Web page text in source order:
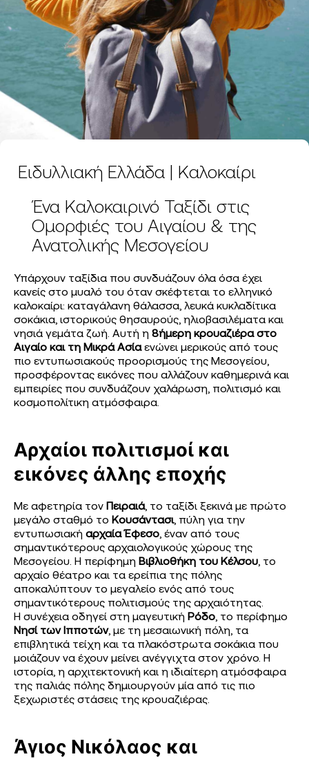
Ειδυλλιακή Ελλάδα | Καλοκαίρι
Ένα Καλοκαιρινό Ταξίδι στις
Ομορφιές του Αιγαίου & της
Ανατολικής Μεσογείου
Υπάρχουν ταξίδια που συνδυάζουν όλα όσα έχει
κανείς στο μυαλό του όταν σκέφτεται το ελληνικό
καλοκαίρι: καταγάλανη θάλασσα, λευκά κυκλαδίτικα
σοκάκια, ιστορικούς θησαυρούς, ηλιοβασιλέματα και
νησιά γεμάτα ζωή. Αυτή η 8ήμερη κρουαζιέρα στο
Αιγαίο και τη Μικρά Ασίαενώνει μερικούς από τους
πιο εντυπωσιακούς προορισμούς της Μεσογείου,
προσφέροντας εικόνες που αλλάζουν καθημερινά και
εμπειρίες που συνδυάζουν χαλάρωση, πολιτισμό και
κοσμοπολίτικη ατμόσφαιρα.
Αρχαίοι πολιτισμοί και
εικόνες άλλης εποχής
Με αφετηρία τον Πειραιά, το ταξίδι ξεκινά με πρώτο
μεγάλο σταθμό το Κουσάντασι, πύλη για την
εντυπωσιακή αρχαία Έφεσο, έναν από τους
σημαντικότερους αρχαιολογικούς χώρους της
Μεσογείου. Η περίφημη Βιβλιοθήκη του Κέλσου, το
αρχαίο θέατρο και τα ερείπια της πόλης
αποκαλύπτουν το μεγαλείο ενός από τους
σημαντικότερους πολιτισμούς της αρχαιότητας.
Η συνέχεια οδηγεί στη μαγευτική Ρόδο, το περίφημο
Νησί των Ιπποτών, με τη μεσαιωνική πόλη, τα
επιβλητικά τείχη και τα πλακόστρωτα σοκάκια που
μοιάζουν να έχουν μείνει ανέγγιχτα στον χρόνο. Η
ιστορία, η αρχιτεκτονική και η ιδιαίτερη ατμόσφαιρα
της παλιάς πόλης δημιουργούν μία από τις πιο
ξεχωριστές στάσεις της κρουαζιέρας.
Άγιος Νικόλαος και